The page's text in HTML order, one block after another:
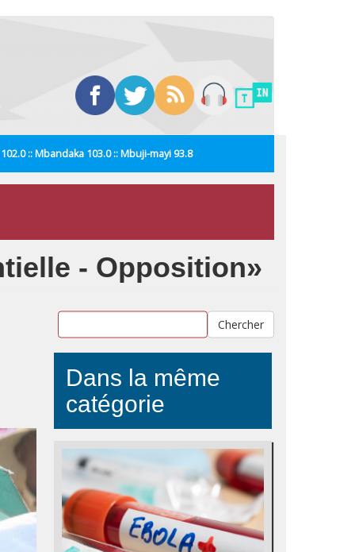
:: Mbandaka 103.0 :: Mbuji-mayi 93.8
- Opposition»
Chercher
Dans la même
catégorie